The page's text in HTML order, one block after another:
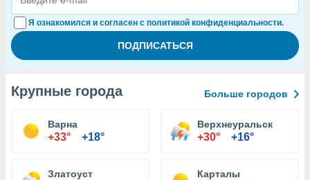
Я ознакомился и согласен с политикой конфиденциальности.
Крупные города Больше городов
Варна
+33° +18°
Верхнеуральск
+30° +16°
Златоуст Карталы